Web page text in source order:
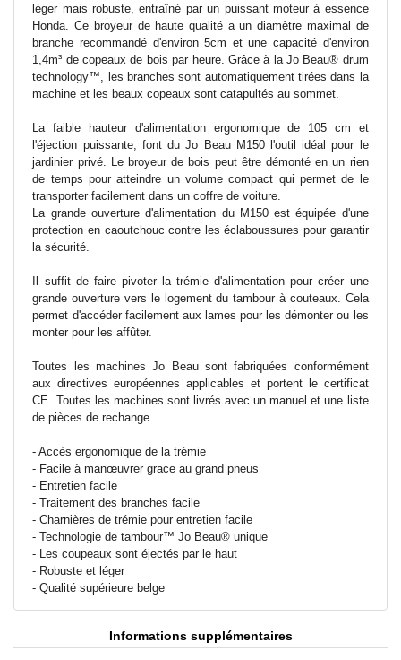
léger mais robuste, entraîné par un puissant moteur à essence
Honda. Ce broyeur de haute qualité a un diamètre maximal de
branche recommandé d'environ 5cm et une capacité d'environ
1,4m³ de copeaux de bois par heure. Grâce à la Jo Beau® drum
technology™, les branches sont automatiquement tirées dans la
machine et les beaux copeaux sont catapultés au sommet.
La faible hauteur d'alimentation ergonomique de 105 cm et
l'éjection puissante, font du Jo Beau M150 l'outil idéal pour le
jardinier privé. Le broyeur de bois peut être démonté en un rien
de temps pour atteindre un volume compact qui permet de le
transporter facilement dans un coffre de voiture.
La grande ouverture d'alimentation du M150 est équipée d'une
protection en caoutchouc contre les éclaboussures pour garantir
la sécurité.
Il suffit de faire pivoter la trémie d'alimentation pour créer une
grande ouverture vers le logement du tambour à couteaux. Cela
permet d'accéder facilement aux lames pour les démonter ou les
monter pour les affûter.
Toutes les machines Jo Beau sont fabriquées conformément
aux directives européennes applicables et portent le certificat
CE. Toutes les machines sont livrés avec un manuel et une liste
de pièces de rechange.
- Accès ergonomique de la trémie
- Facile à manœuvrer grace au grand pneus
- Entretien facile
- Traitement des branches facile
- Charnières de trémie pour entretien facile
- Technologie de tambour™ Jo Beau® unique
- Les coupeaux sont éjectés par le haut
- Robuste et léger
- Qualité supérieure belge
Informations supplémentaires